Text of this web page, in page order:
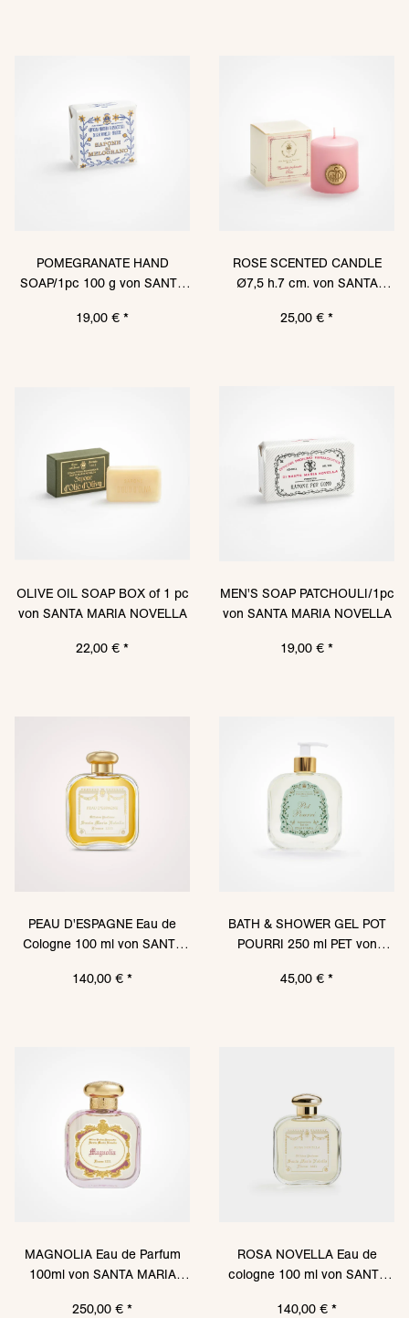
POMEGRANATE HAND
SOAP/1pc 100 g von SANTA
19,00 € *
ROSE SCENTED CANDLE
Ø7,5 h.7 cm. von SANTA
25,00 € *
OLIVE OIL SOAP BOX of 1 pc
von SANTA MARIA NOVELLA
22,00 € *
MEN'S SOAP PATCHOULI/1pc
von SANTA MARIA NOVELLA
19,00 € *
PEAU D'ESPAGNE Eau de
Cologne 100 ml von SANTA
140,00 € *
BATH & SHOWER GEL POT
POURRI 250 ml PET von
45,00 € *
MAGNOLIA Eau de Parfum
100ml von SANTA MARIA
250,00 € *
ROSA NOVELLA Eau de
cologne 100 ml von SANTA
140,00 € *